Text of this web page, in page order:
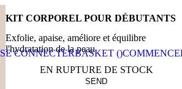
SE CONNECTERBASKET ()
KIT CORPOREL POUR DÉBUTANTS
Exfolie, apaise, améliore et équilibre
l'hydratation de la peau
EN RUPTURE DE STOCK
SEND